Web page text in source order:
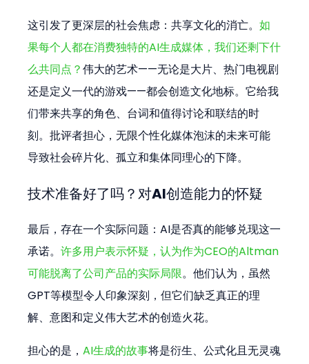
这引发了更深层的社会焦虑：共享文化的消亡。如
果每个人都在消费独特的AI生成媒体，我们还剩下什
么共同点？伟大的艺术——无论是大片、热门电视剧
还是定义一代的游戏——都会创造文化地标。它给我
们带来共享的角色、台词和值得讨论和联结的时
刻。批评者担心，无限个性化媒体泡沫的未来可能
导致社会碎片化、孤立和集体同理心的下降。
技术准备好了吗？对AI创造能力的怀疑
最后，存在一个实际问题：AI是否真的能够兑现这一
承诺。许多用户表示怀疑，认为作为CEO的Altman
可能脱离了公司产品的实际局限。他们认为，虽然
GPT等模型令人印象深刻，但它们缺乏真正的理
解、意图和定义伟大艺术的创造火花。
担心的是，AI生成的故事将是衍生、公式化且无灵魂